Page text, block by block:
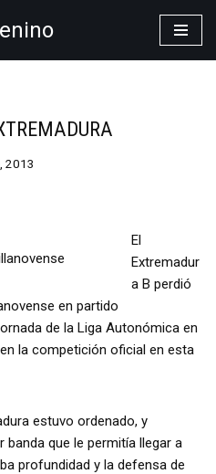
2013
El
Extremadur
a B perdió
en partido
de la Liga Autonómica en
la competición oficial en esta
estuvo ordenado, y
que le permitía llegar a
profundidad y la defensa de